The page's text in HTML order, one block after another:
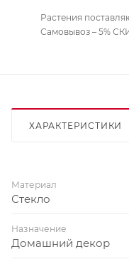
Растения
Самовывоз – 5%
ХАРАКТЕРИСТИКИ
Материал
Стекло
Назначение
Домашний декор